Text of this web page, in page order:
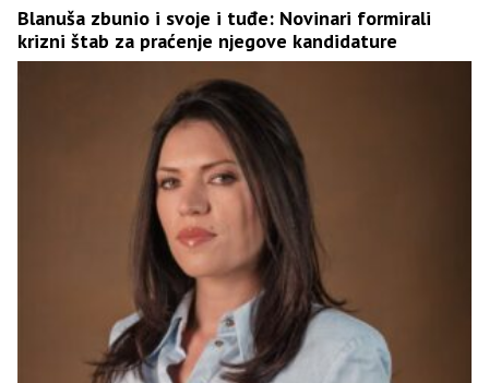
Blanuša zbunio i svoje i tuđe: Novinari formirali
krizni štab za praćenje njegove kandidature